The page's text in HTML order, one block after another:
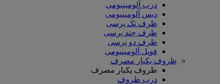
درب آلومینیومی
دیس آلومینیومی
ظرف تک پرسی
ظرف چند پرسی
ظرف دو پرسی
فویل آلومینیومی
ظروف یکبار مصرف
ظروف یکبار مصرف
درب ظروف